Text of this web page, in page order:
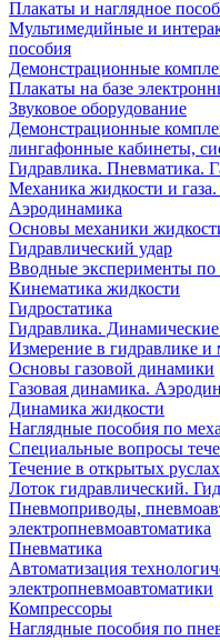
Плакаты и наглядное
Мультимедийные и
пособия
Демонстрационные
Плакаты на базе
Звуковое оборудование
Демонстрационные
лингафонные кабинеты,
Гидравлика. Пневматика.
Механика жидкости и
Аэродинамика
Основы механики
Гидравлический удар
Вводные эксперименты по
Кинематика жидкости
Гидростатика
Гидравлика.
Измерение в гидравлике и
Основы газовой динамики
Газовая динамика.
Динамика жидкости
Наглядные пособия по
Специальные вопросы
Течение в открытых руслах
Лоток гидравлический.
Пневмоприводы,
электропневмоавтоматика
Пневматика
Автоматизация
электропневмоавтоматики
Компрессоры
Наглядные пособия по